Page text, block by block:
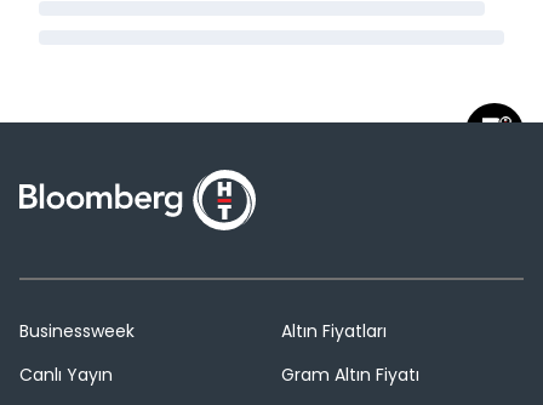
Businessweek
Canlı Yayın
Altın Fiyatları
Gram Altın Fiyatı